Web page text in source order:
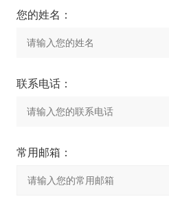
您的姓名：
联系电话：
常用邮箱：